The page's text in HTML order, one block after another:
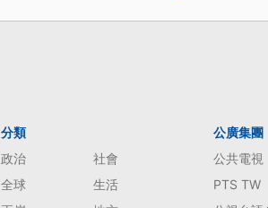
分類
政治
社會
全球
生活
公廣集團
公共電視
PTS TW